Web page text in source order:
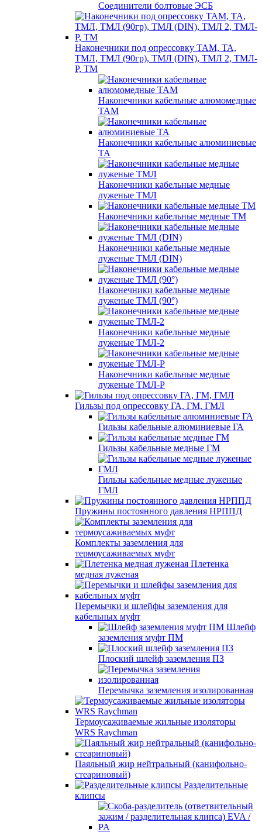
Соединители болтовые ЭСБ
Наконечники под опрессовку ТАМ, ТА,
ТМЛ, ТМЛ (90гр), ТМЛ (DIN), ТМЛ 2, ТМЛ-
Р, ТМ
Наконечники кабельные алюмомедные
ТАМ
Наконечники кабельные алюминиевые
ТА
Наконечники кабельные медные
луженые ТМЛ
Наконечники кабельные медные ТМ
Наконечники кабельные медные
луженые ТМЛ (DIN)
Наконечники кабельные медные
луженые ТМЛ (90°)
Наконечники кабельные медные
луженые ТМЛ-2
Наконечники кабельные медные
луженые ТМЛ-Р
Гильзы под опрессовку ГА, ГМ, ГМЛ
Гильзы кабельные алюминиевые ГА
Гильзы кабельные медные ГМ
Гильзы кабельные медные луженые
ГМЛ
Пружины постоянного давления НРППД
Комплекты заземления для
термоусаживаемых муфт
Плетенка
медная луженая
Перемычки и шлейфы заземления для
кабельных муфт
Шлейф
заземления муфт ПМ
Плоский шлейф заземления ПЗ
Перемычка заземления изолированная
Термоусаживаемые жильные изоляторы
WRS Raychman
Паяльный жир нейтральный (канифольно-
стеариновый)
Разделительные
клипсы